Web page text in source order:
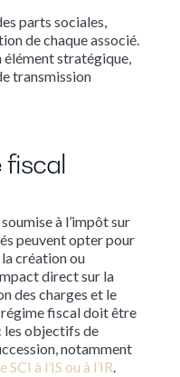
parts sociales,
de chaque associé.
stratégique,
transmission
fiscal
à l’impôt sur
peuvent opter pour
création ou
direct sur la
des charges et le
fiscal doit être
les objectifs de
notamment
à l’IS ou à l’IR.